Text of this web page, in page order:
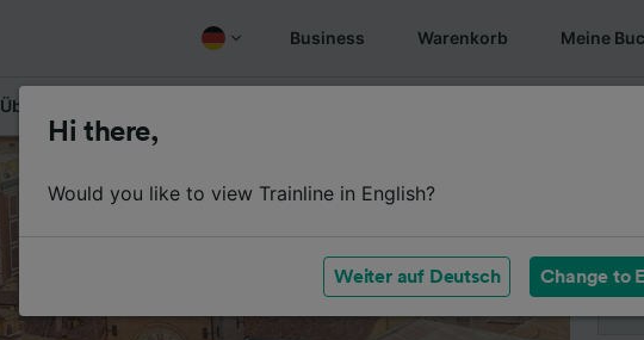
Business Warenkorb Meine
Überblick
Hi there,
Would you like to view Trainline in English?
Weiter auf Deutsch Change to